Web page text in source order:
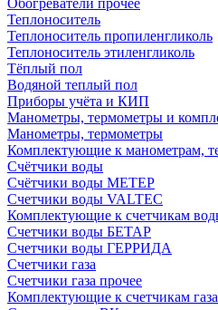
Обогреватели прочее
Теплоноситель
Теплоноситель пропиленгликоль
Теплоноситель этиленгликоль
Тёплый пол
Водяной теплый пол
Приборы учёта и КИП
Манометры, термометры и
Манометры, термометры
Комплектующие к манометрам,
Счётчики воды
Счётчики воды МЕТЕР
Счетчики воды VALTEC
Комплектующие к счетчикам
Счетчики воды БЕТАР
Счетчики воды ГЕРРИДА
Счетчики газа
Счетчики газа прочее
Комплектующие к счетчикам газа